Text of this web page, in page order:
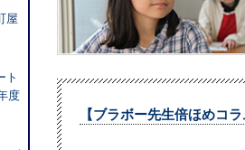
【ブラボー先生倍ほめコ
屋
ト
度